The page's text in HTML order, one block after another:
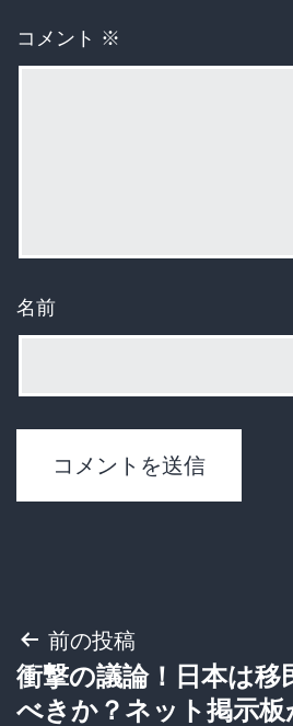
コメント ※
名前
投
稿
前の投稿
衝撃の議論！日本は移
べきか？ネット掲示板